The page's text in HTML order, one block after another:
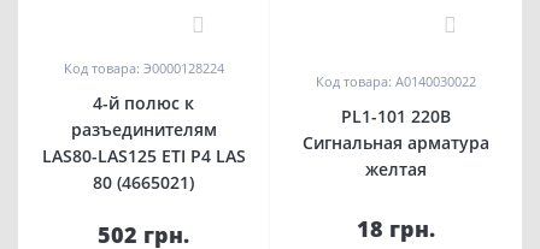
Код товара: Э0000128224
4-й полюс к
разъединителям
LAS80-LAS125 ETI P4 LAS
80 (4665021)
502 грн.
Код товара: A0140030022
PL1-101 220В
Сигнальная арматура
желтая
18 грн.